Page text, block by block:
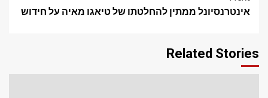
אינטרנסיונל ממתין להחלטתו של טיאגו מאיה על חידוש
Related Stories